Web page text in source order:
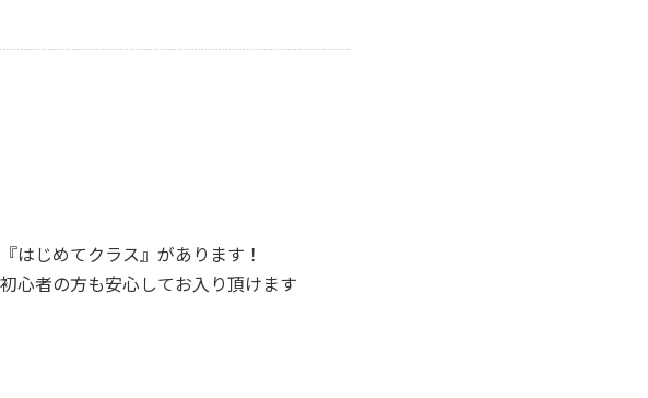
はじめてクラス』があります！
心者の方も安心してお入り頂けます